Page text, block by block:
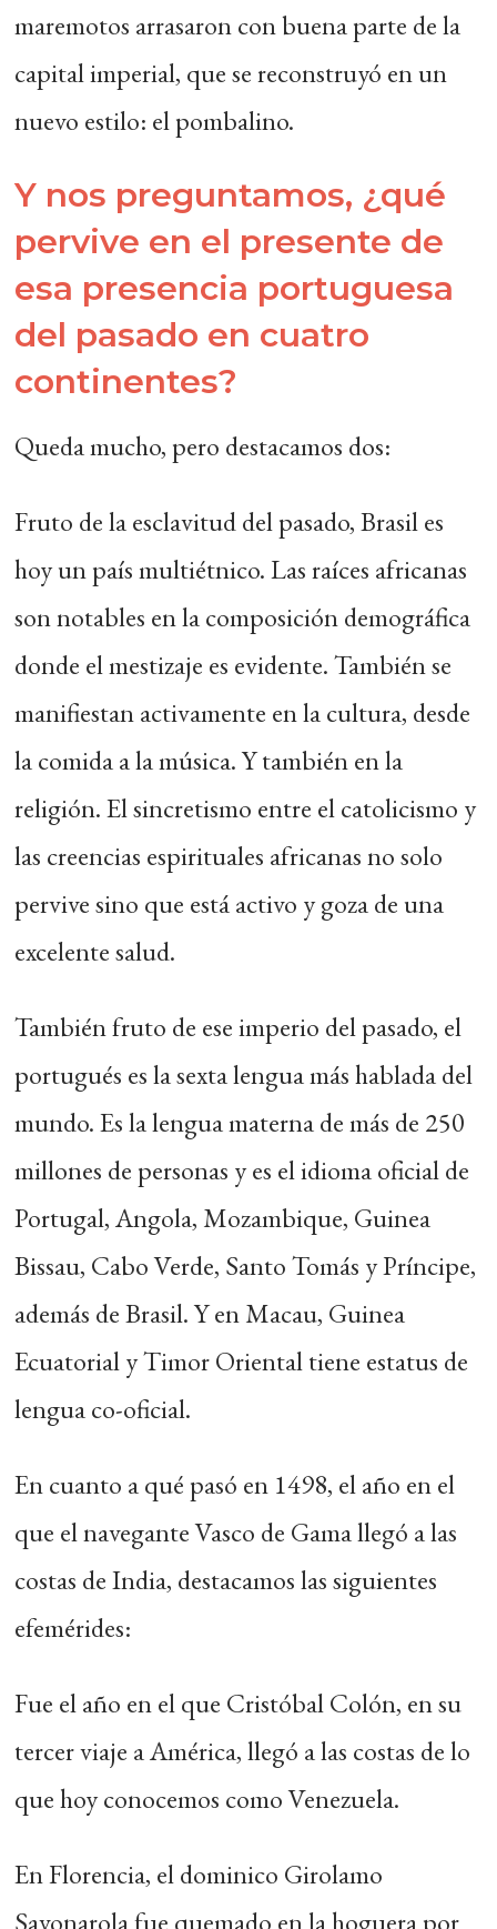
maremotos arrasaron con buena parte de la
capital imperial, que se reconstruyó en un
nuevo estilo: el pombalino.
Y nos preguntamos, ¿qué
pervive en el presente de
esa presencia portuguesa
del pasado en cuatro
continentes?
Queda mucho, pero destacamos dos:
Fruto de la esclavitud del pasado, Brasil es
hoy un país multiétnico. Las raíces africanas
son notables en la composición demográfica
donde el mestizaje es evidente. También se
manifiestan activamente en la cultura, desde
la comida a la música. Y también en la
religión. El sincretismo entre el catolicismo y
las creencias espirituales africanas no solo
pervive sino que está activo y goza de una
excelente salud.
También fruto de ese imperio del pasado, el
portugués es la sexta lengua más hablada del
mundo. Es la lengua materna de más de 250
millones de personas y es el idioma oficial de
Portugal, Angola, Mozambique, Guinea
Bissau, Cabo Verde, Santo Tomás y Príncipe,
además de Brasil. Y en Macau, Guinea
Ecuatorial y Timor Oriental tiene estatus de
lengua co-oficial.
En cuanto a qué pasó en 1498, el año en el
que el navegante Vasco de Gama llegó a las
costas de India, destacamos las siguientes
efemérides:
Fue el año en el que Cristóbal Colón, en su
tercer viaje a América, llegó a las costas de lo
que hoy conocemos como Venezuela.
En Florencia, el dominico Girolamo
Savonarola fue quemado en la hoguera por